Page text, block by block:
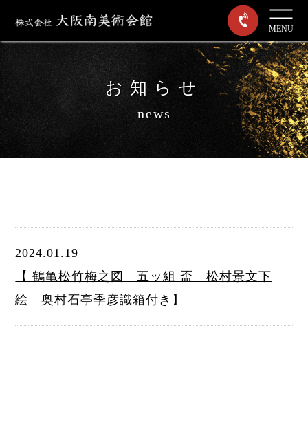
MENU
お知らせ
news
2024.01.19
【 鶴亀松竹梅之図 五ッ組 盃 松村景文下
絵 奥村石亭季彦識箱付き】